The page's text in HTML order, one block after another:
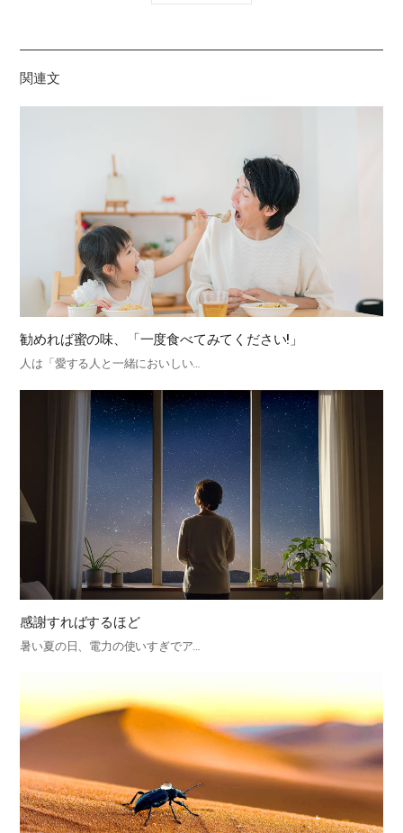
기
関連文
勧めれば蜜の味、「一度食べてみてください!」
人は「愛する人と一緒においしい…
感謝すればするほど
暑い夏の日、電力の使いすぎでア…